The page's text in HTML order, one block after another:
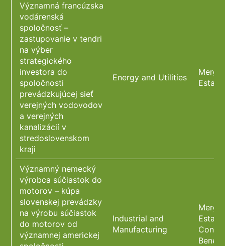
Významná francúzska
vodárenská
spoločnosť –
zastupovanie v tendri
na výber
strategického
investora do
spoločnosti
prevádzkujúcej sieť
verejných vodovodov
a verejných
kanalizácií v
stredoslovenskom
kraji
Energy and Utilities
Významný nemecký
výrobca súčiastok do
motorov – kúpa
slovenskej prevádzky
na výrobu súčiastok
do motorov od
významnej americkej
Industrial and
Manufacturing
Estate